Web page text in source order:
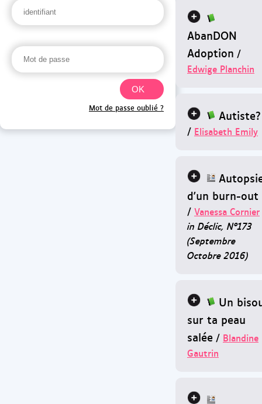
AbanDON
Adoption /
Edwige Planchin
Autiste?
/ Elisabeth Emily
d'un burn-out
/ Vanessa Cornier
in Déclic, N°173
(Septembre
Octobre 2016)
Un
sur ta peau
salée / Blandine
Gautrin
Mot de passe oublié ?